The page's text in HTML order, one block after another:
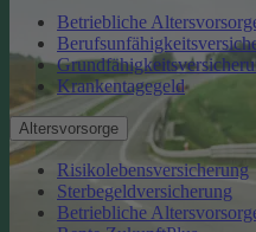
Betriebliche
Krankentagegeld
Altersvorsorge
Risikolebensversicherung
Sterbegeldversicherung
Betriebliche